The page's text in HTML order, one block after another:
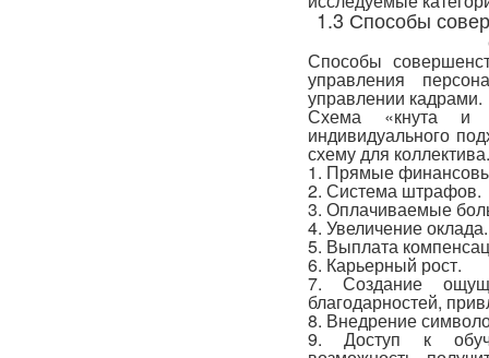
1.3 Способы
Способы
управления
управлении кадрами.
Схема «кнута и
индивидуального
схему для
1. Прямые
2. Система штрафов.
3. Оплачиваемые
4. Увеличение оклада.
5. Выплата
6. Карьерный рост.
7. Создание
благодарностей,
8. Внедрение
9. Доступ к